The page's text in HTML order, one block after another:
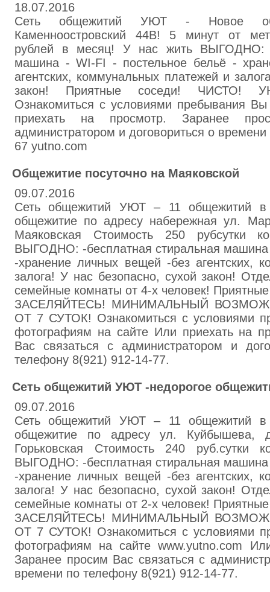
18.07.2016
Сеть общежитий УЮТ - Новое
Каменноостровский 44В! 5 минут от
рублей в месяц! У нас жить ВЫГОДНО: -
машина - WI-FI - постельное бельё -
агентских, коммунальных платежей и
закон! Приятные соседи! ЧИСТО!
Ознакомиться с условиями пребывания
приехать на просмотр. Заранее
администратором и договориться о
67 yutno.com
Общежитие посуточно на Маяковской
09.07.2016
Сеть общежитий УЮТ – 11 общежитий в
общежитие по адресу набережная ул.
Маяковская Стоимость 250 рубсутки
ВЫГОДНО: -бесплатная стиральная машина
-хранение личных вещей -без агентских,
залога! У нас безопасно, сухой закон!
семейные комнаты от 4-х человек!
ЗАСЕЛЯЙТЕСЬ! МИНИМАЛЬНЫЙ
ОТ 7 СУТОК! Ознакомиться с условиями
фотографиям на сайте Или приехать на
Вас связаться с администратором и
телефону 8(921) 912-14-77.
Сеть общежитий УЮТ -недорогое
09.07.2016
Сеть общежитий УЮТ – 11 общежитий в
общежитие по адресу ул. Куйбышева,
Горьковская Стоимость 240 руб.сутки
ВЫГОДНО: -бесплатная стиральная машина
-хранение личных вещей -без агентских,
залога! У нас безопасно, сухой закон!
семейные комнаты от 2-х человек!
ЗАСЕЛЯЙТЕСЬ! МИНИМАЛЬНЫЙ
ОТ 7 СУТОК! Ознакомиться с условиями
фотографиям на сайте www.yutno.com
Заранее просим Вас связаться с
времени по телефону 8(921) 912-14-77.